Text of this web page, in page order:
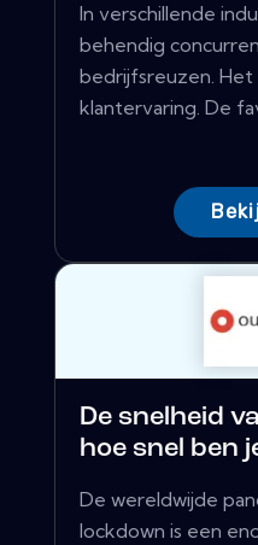
In verschillende
behendig
bedrijfsreuzen. Het
klantervaring. De
De snelheid
hoe snel ben
De wereldwijde
lockdown is een